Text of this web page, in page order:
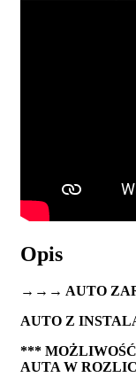
Opis
→→→ AUTO
AUTO Z
*** MOŻLIWOŚĆ
AUTA W